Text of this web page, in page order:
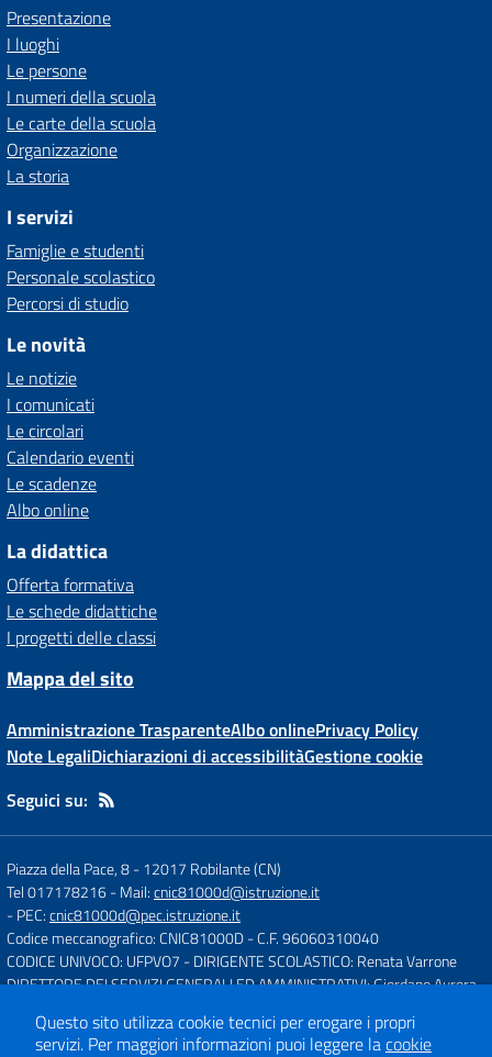
Presentazione
I luoghi
Le persone
I numeri della scuola
Le carte della scuola
Organizzazione
La storia
I servizi
Famiglie e studenti
Personale scolastico
Percorsi di studio
Le novità
Le notizie
I comunicati
Le circolari
Calendario eventi
Le scadenze
Albo online
La didattica
Offerta formativa
Le schede didattiche
I progetti delle classi
Mappa del sito
Amministrazione TrasparenteAlbo onlinePrivacy Policy
Note LegaliDichiarazioni di accessibilitàGestione cookie
Seguici su:
Piazza della Pace, 8-12017 Robilante (CN)
Tel 017178216- Mail:cnic81000d@istruzione.it
- PEC:cnic81000d@pec.istruzione.it
Codice meccanografico: CNIC81000D- C.F. 96060310040
CODICE UNIVOCO: UFPVO7 - DIRIGENTE SCOLASTICO: Renata Varrone
DIRETTORE DEI SERVIZI GENERALI ED AMMINISTRATIVI: Giordano Aurora
Concept & Design by Designers Italia
Questo sito utilizza cookie tecnici per erogare i propri
servizi. Per maggiori informazioni puoi leggere lacookie